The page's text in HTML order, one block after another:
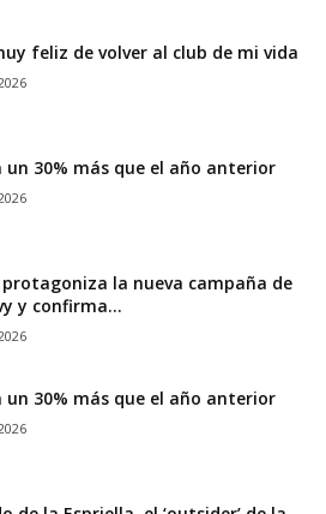
feliz de volver al club de mi vida
un 30% más que el año anterior
protagoniza la nueva campaña de
y confirma...
un 30% más que el año anterior